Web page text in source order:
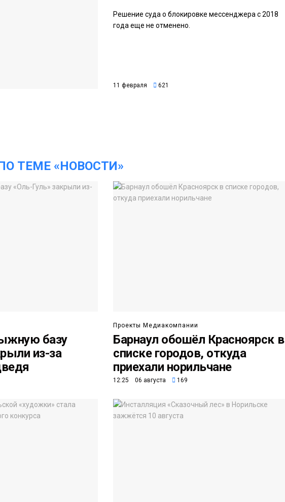
Решение суда о блокировке мессенджера с 2018
года еще не отменено.
11 февраля 621
ТЕМЕ «НОВОСТИ»
базу
из-за
Проекты Медиакомпании
Барнаул обошёл Красноярск в
списке городов, откуда
приехали норильчане
12:25 06 августа 169